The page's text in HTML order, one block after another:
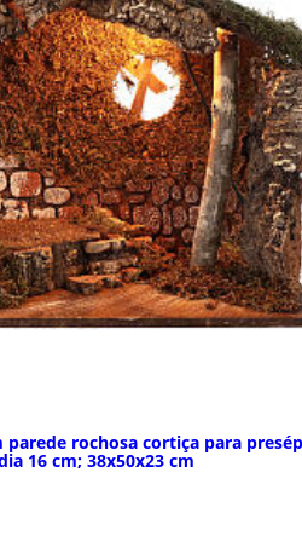
parede rochosa cortiça para
16 cm; 38x50x23 cm